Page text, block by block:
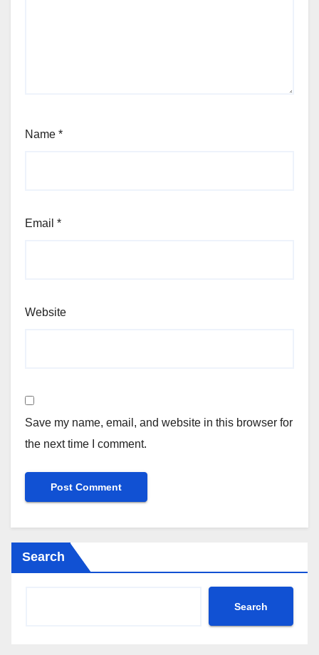
Name *
Email *
Website
Save my name, email, and website in this browser for
the next time I comment.
Search
Search